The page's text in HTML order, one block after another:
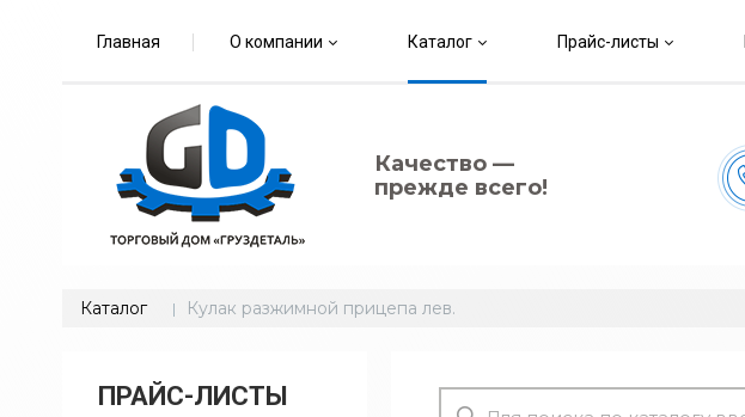
Главная О компании Каталог Прайс-листы
Качество —
прежде всего!
Каталог Кулак разжимной прицепа лев.
ПРАЙС-ЛИСТЫ